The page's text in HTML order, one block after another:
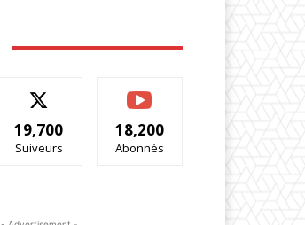
19,700
Suiveurs
18,200
Abonnés